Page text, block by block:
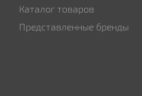
Каталог товаров
Представленные бренды